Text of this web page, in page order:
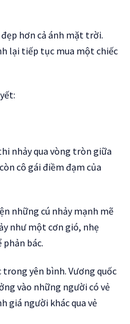
hơn cả ánh mặt trời.
lại tiếp tục mua một chiếc
nhảy qua vòng tròn giữa
cô gái điềm đạm của
những cú nhảy mạnh mẽ
như một cơn gió, nhẹ
bác.
yên bình. Vương quốc
vào những người có vẻ
giá người khác qua vẻ